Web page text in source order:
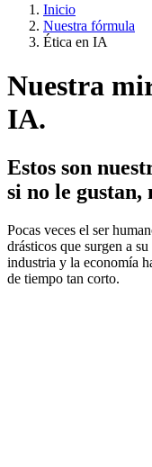
Inicio
Nuestra fórmula
Ética en IA
Nuestra
IA.
Estos son
si no le gustan,
Pocas veces el ser
drásticos que surgen a
industria y la economía
de tiempo tan corto.